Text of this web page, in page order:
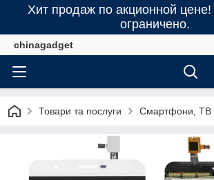
Хит продаж по акционной цене!
ограничено.
chinagadget
Товари та послуги Смартфони, ТВ і